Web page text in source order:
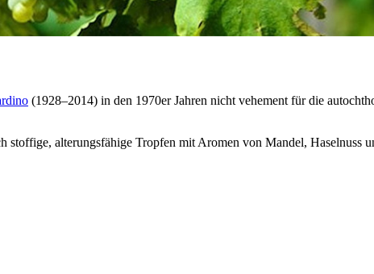
(1928–2014) in den 1970er Jahren nicht vehement für die
alterungsfähige Tropfen mit Aromen von Mandel, Haselnuss